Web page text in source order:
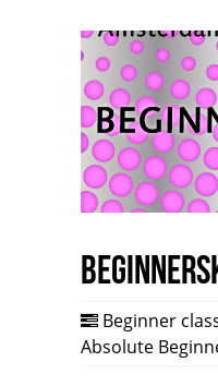
Beginner
Absolute